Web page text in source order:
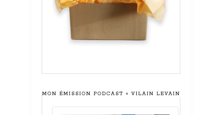
MON ÉMISSION PODCAST « VILAIN LEVAIN »